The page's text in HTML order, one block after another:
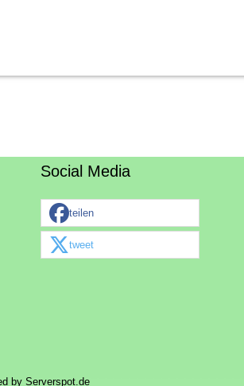
Social Media
teilen
tweet
by Serverspot.de